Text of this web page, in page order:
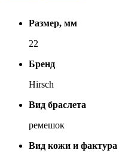
Размер, мм
22
Бренд
Hirsch
Вид браслета
ремешок
Вид кожи и фактура